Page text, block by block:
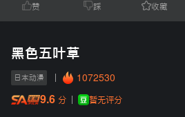
赞 踩 收藏
黑色五叶草
日本动漫 1072530
9.6 分 暂无评分